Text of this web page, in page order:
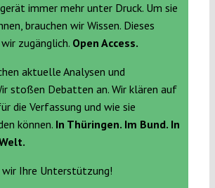
immer mehr unter Druck. Um sie
brauchen wir Wissen. Dieses
zugänglich. Open Access.
aktuelle Analysen und
stoßen Debatten an. Wir klären auf
die Verfassung und wie sie
können. In Thüringen. Im Bund. In
wir Ihre Unterstützung!